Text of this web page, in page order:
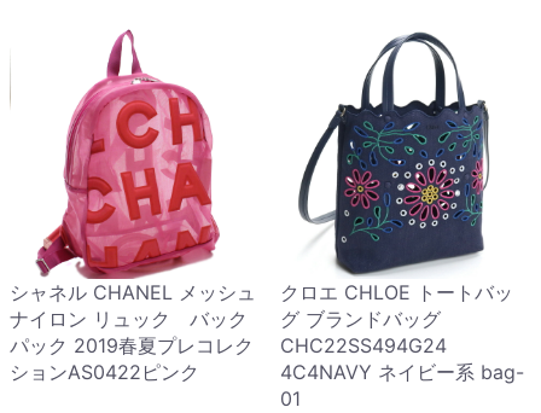
シャネル CHANEL メッシュ
ナイロン リュック バック
パック 2019春夏プレコレク
ションAS0422ピンク
クロエ CHLOE トートバッ
グ ブランドバッグ
CHC22SS494G24
4C4NAVY ネイビー系 bag-
01